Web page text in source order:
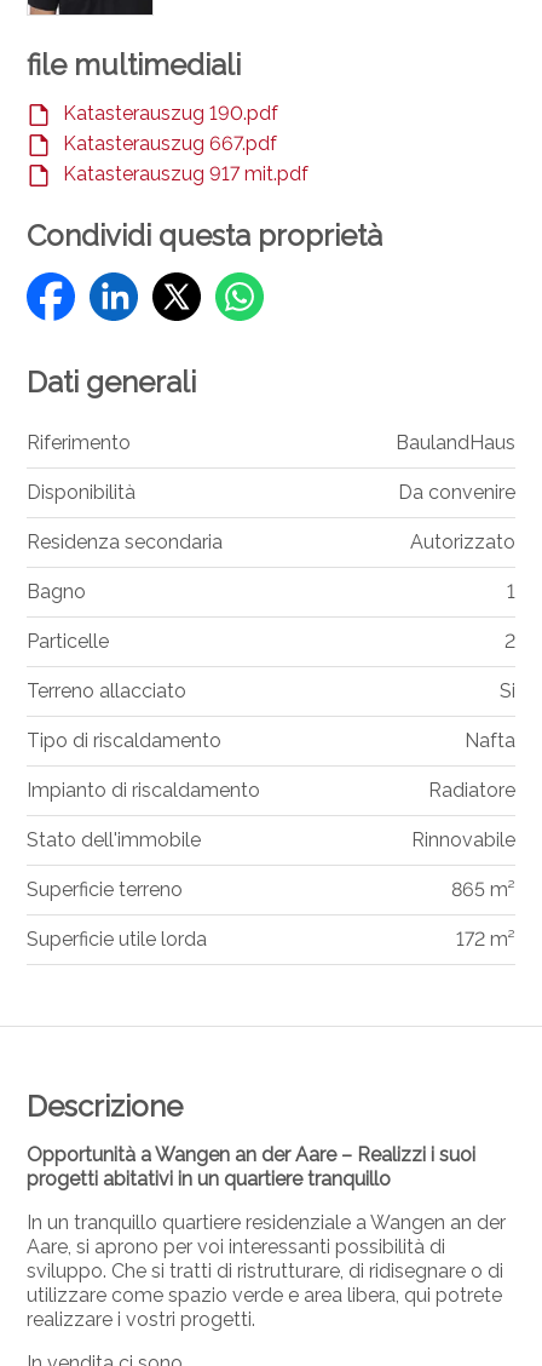
Descrizione
Opportunità a Wangen an der Aare – Realizzi i suoi
progetti abitativi in un quartiere tranquillo
In un tranquillo quartiere residenziale a Wangen an der
Aare, si aprono per voi interessanti possibilità di
sviluppo. Che si tratti di ristrutturare, di ridisegnare o di
utilizzare come spazio verde e area libera, qui potrete
realizzare i vostri progetti.
file multimediali
Katasterauszug 190.pdf
Katasterauszug 667.pdf
Katasterauszug 917 mit.pdf
Condividi questa proprietà
Dati generali
Riferimento BaulandHaus
Disponibilità Da convenire
Residenza secondaria Autorizzato
Bagno 1
Particelle 2
Terreno allacciato Si
Tipo di riscaldamento Nafta
Impianto di riscaldamento Radiatore
Stato dell'immobile Rinnovabile
Superficie terreno 865 m²
Superficie utile lorda 172 m²